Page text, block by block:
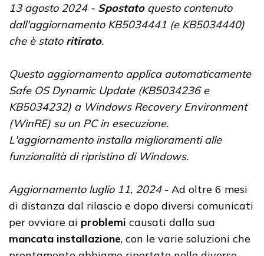
13 agosto 2024 - Spostatoquesto contenuto
dall'aggiornamento KB5034441 (e KB5034440)
che è stato ritirato.
Questo aggiornamento applica automaticamente
Safe OS Dynamic Update (KB5034236 e
KB5034232) a Windows Recovery Environment
(WinRE) su un PC in esecuzione.
L'aggiornamento installa miglioramenti alle
funzionalità di ripristino di Windows.
Aggiornamento luglio 11, 2024- Ad oltre 6 mesi
di distanza dal rilascio e dopo diversi comunicati
per ovviare ai problemi causati dalla sua
mancata installazione, con le varie soluzioni che